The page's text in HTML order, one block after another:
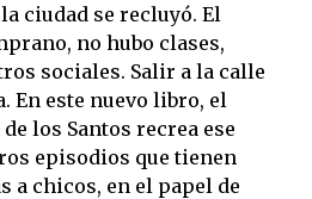
ciudad se recluyó. El
no hubo clases,
sociales. Salir a la calle
En este nuevo libro, el
los Santos recrea ese
episodios que tienen
a chicos, en el papel de